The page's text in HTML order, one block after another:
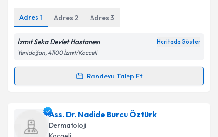
Kişisel verilerimin işlenmesine ilişkin
Metni'ni okudum ve kişisel verilerimin belirtilen
kapsamda işlenmesini kabul ediyorum.
Takvim Talebini Gönder
Adres 1 Adres 2 Adres 3
İzmıt Seka Devlet Hastanesı Haritada Göster
Yenidoğan, 41100 İzmit/Kocaeli
Randevu Talep Et
Randevu Takvimi Talebi
Uzm. Dr. Zeliha Ulukaradağiçin randevu takvimi
talebi oluşturun. Size bu uzmandan randevu almanız
için bir takvim hazırlandığında e-posta ile
Ass. Dr. Nadide Burcu Öztürk
Dermatoloji